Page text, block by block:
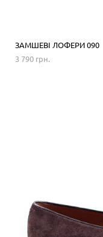
ЗАМШЕВІ ЛОФЕРИ 090
3 790 грн.